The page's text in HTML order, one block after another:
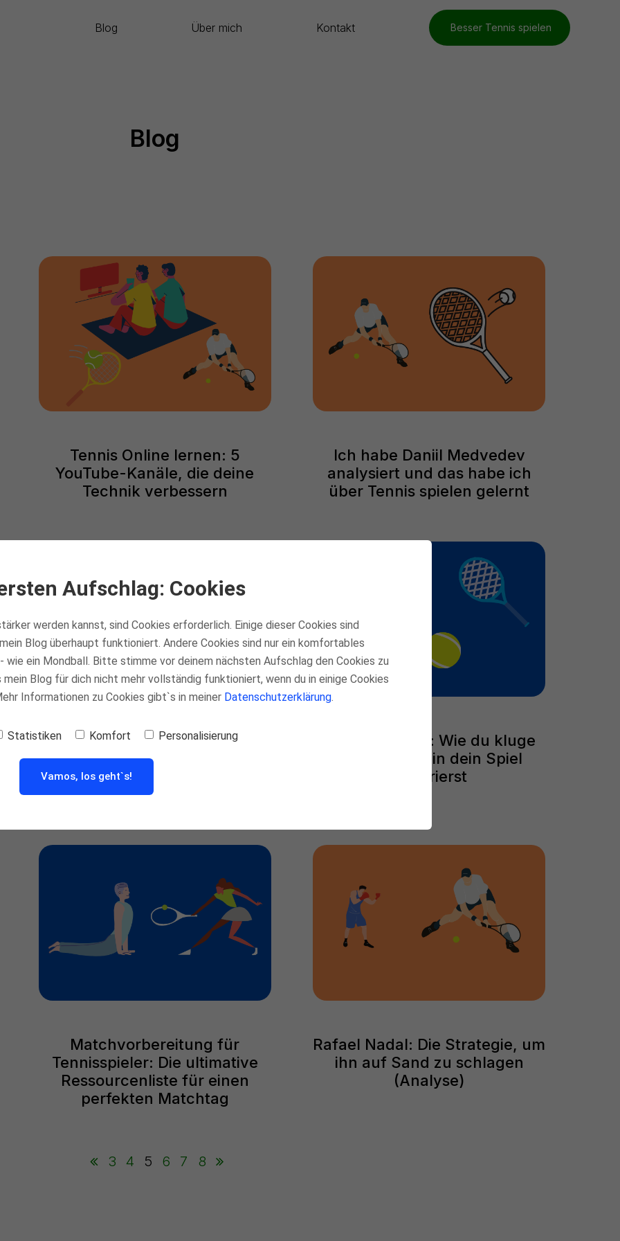
Blog Über mich Kontakt Besser Tennis spielen
Blog
Tennis Online lernen: 5
YouTube-Kanäle, die deine
Technik verbessern
Ich habe Daniil Medvedev
analysiert und das habe ich
über Tennis spielen gelernt
Alexander Zverev: Warum er
oft Doppelfehler serviert und
was du daraus lernen kannst
Chip n Charge: Wie du kluge
Netzangriffe in dein Spiel
integrierst
Matchvorbereitung für
Tennisspieler: Die ultimative
Ressourcenliste für einen
perfekten Matchtag
Rafael Nadal: Die Strategie, um
ihn auf Sand zu schlagen
(Analyse)
3 4 5 6 7 8
Aufschlag: Cookies
werden kannst, sind Cookies erforderlich. Einige dieser Cookies sind
Blog überhaupt funktioniert. Andere Cookies sind nur ein komfortables
wie ein Mondball. Bitte stimme vor deinem nächsten Aufschlag den Cookies zu
mein Blog für dich nicht mehr vollständig funktioniert, wenn du in einige Cookies
Informationen zu Cookies gibt`s in meiner Datenschutzerklärung.
Statistiken Komfort Personalisierung
Vamos, los geht`s!